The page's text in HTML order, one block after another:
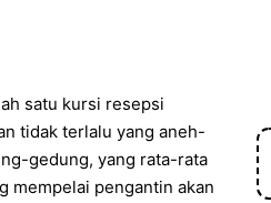
satu kursi resepsi
tidak terlalu yang aneh-
gedung, yang rata-rata
mempelai pengantin akan